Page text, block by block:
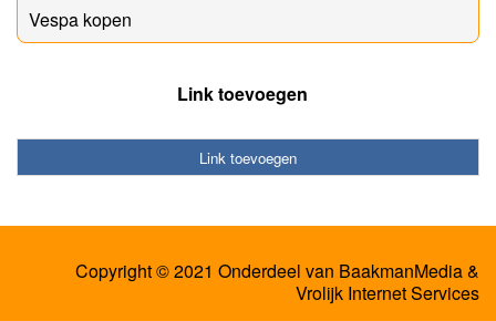
Vespa kopen
Link toevoegen
Link toevoegen
Copyright © 2021 Onderdeel van BaakmanMedia&
Vrolijk Internet Services